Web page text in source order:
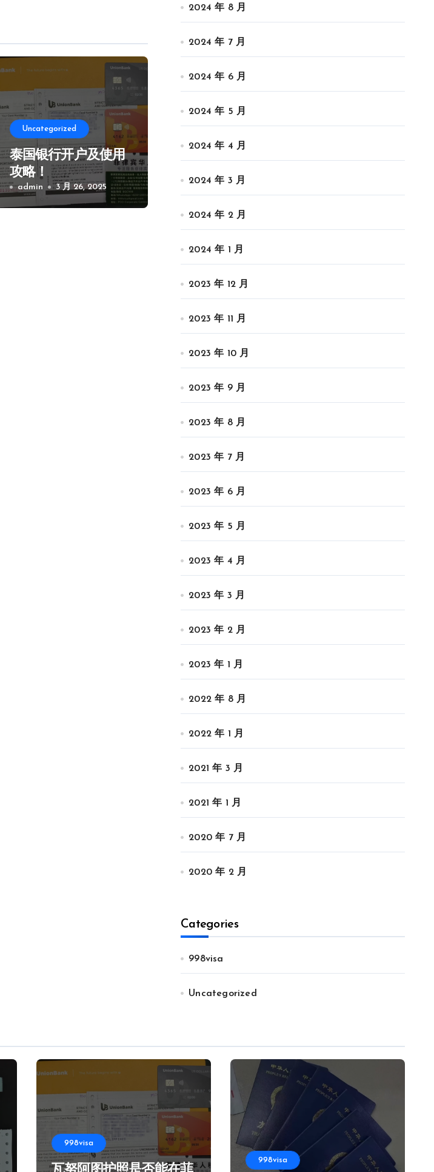
Uncategorized
泰国银行开户及使用
攻略！
admin 3 月 26, 2025
2024 年 8 月
2024 年 7 月
2024 年 6 月
2024 年 5 月
2024 年 4 月
2024 年 3 月
2024 年 2 月
2024 年 1 月
2023 年 12 月
2023 年 11 月
2023 年 10 月
2023 年 9 月
2023 年 8 月
2023 年 7 月
2023 年 6 月
2023 年 5 月
2023 年 4 月
2023 年 3 月
2023 年 2 月
2023 年 1 月
2022 年 8 月
2022 年 1 月
2021 年 3 月
2021 年 1 月
2020 年 7 月
2020 年 2 月
Categories
998visa
Uncategorized
998visa
998visa